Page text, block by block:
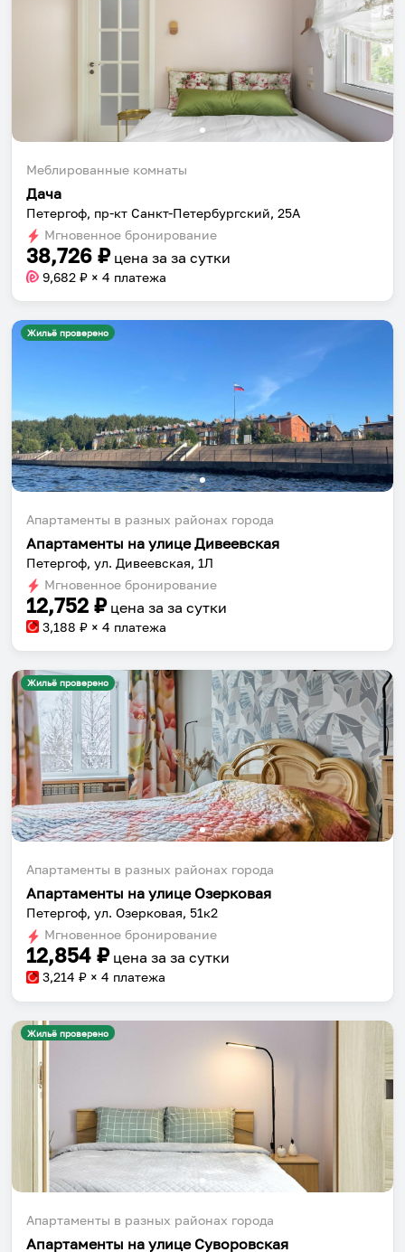
Меблированные комнаты
Дача
Петергоф, пр-кт Санкт-Петербургский, 25А
Мгновенное бронирование
38,726 ₽ цена за за сутки
9,682 ₽ × 4 платежа
Жильё проверено
Апартаменты в разных районах города
Апартаменты на улице Дивеевская
Петергоф, ул. Дивеевская, 1Л
Мгновенное бронирование
12,752 ₽ цена за за сутки
3,188 ₽ × 4 платежа
Жильё проверено
Апартаменты в разных районах города
Апартаменты на улице Озерковая
Петергоф, ул. Озерковая, 51к2
Мгновенное бронирование
12,854 ₽ цена за за сутки
3,214 ₽ × 4 платежа
Жильё проверено
Апартаменты в разных районах города
Апартаменты на улице Суворовская